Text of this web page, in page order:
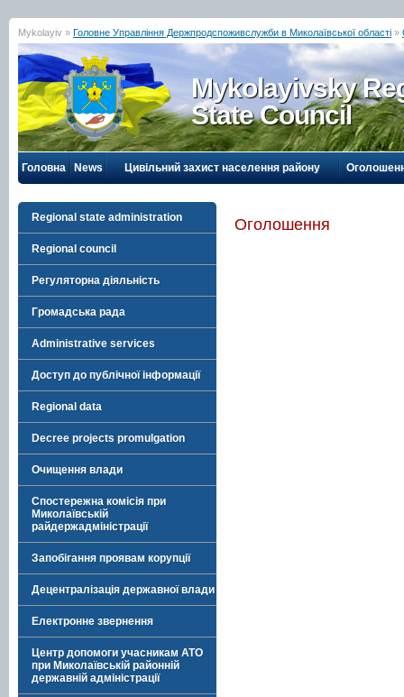
Mykolayiv » Головне Управління Держпродспоживслужби в Миколаївської області »
Mykolayivsky
State Council
Головна News Цивільний захист населення району
Regional state administration
Regional council
Регуляторна діяльність
Громадська рада
Administrative services
Доступ до публічної інформації
Regional data
Decree projects promulgation
Очищення влади
Спостережна комісія при
Миколаївській
райдержадміністрації
Запобігання проявам корупції
Децентралізація державної влади
Електронне звернення
Центр допомоги учасникам АТО
при Миколаївській районній
державній адміністрації
Оголошення